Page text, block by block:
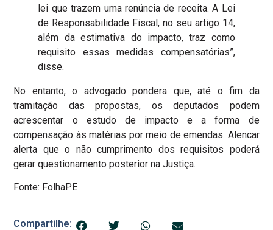
lei que trazem uma renúncia de receita. A Lei
de Responsabilidade Fiscal, no seu artigo 14,
além da estimativa do impacto, traz como
requisito essas medidas compensatórias”,
disse.
No entanto, o advogado pondera que, até o fim da
tramitação das propostas, os deputados podem
acrescentar o estudo de impacto e a forma de
compensação às matérias por meio de emendas. Alencar
alerta que o não cumprimento dos requisitos poderá
gerar questionamento posterior na Justiça.
Fonte: FolhaPE
Compartilhe: